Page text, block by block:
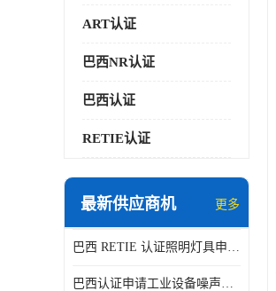
ART认证
巴西NR认证
巴西认证
RETIE认证
最新供应商机 更多
巴西 RETIE 认证照明灯具申请 RETIE 认证
巴西认证申请工业设备噪声控制认证规范